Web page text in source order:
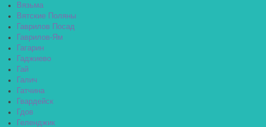
Вязьма
Вятские Поляны
Гаврилов Посад
Гаврилов-Ям
Гагарин
Гаджиево
Гай
Галич
Гатчина
Гвардейск
Гдов
Геленджик